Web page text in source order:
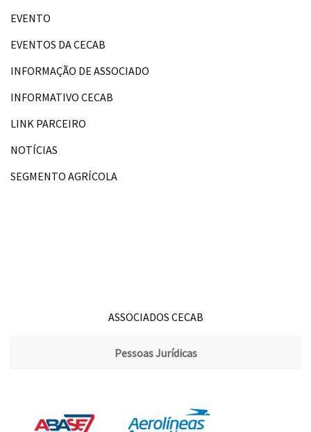
EVENTO
EVENTOS DA CECAB
INFORMAÇÃO DE ASSOCIADO
INFORMATIVO CECAB
LINK PARCEIRO
NOTÍCIAS
SEGMENTO AGRÍCOLA
ASSOCIADOS CECAB
Pessoas Jurídicas